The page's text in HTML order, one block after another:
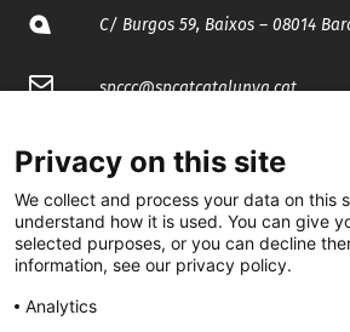
C/ Burgos 59, Baixos – 08014
spccc@spcgtcatalunya.cat
@CGTCatalunya
cgtcatalunya
CGTCatalunya
Privacy on this site
We collect and process your data on this
understand how it is used. You can give
selected purposes, or you can decline
information, see our privacy policy.
Analytics